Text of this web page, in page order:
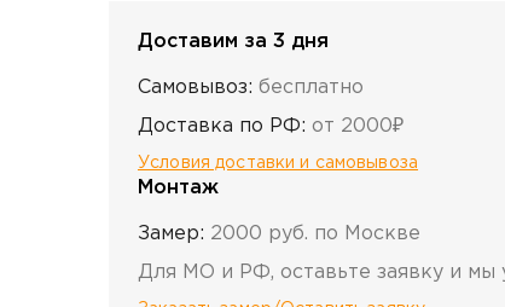
Доставим за 3 дня
Самовывоз: бесплатно
Доставка по РФ: от 2000₽
Условия доставки и самовывоза
Монтаж
Замер: 2000 руб. по Москве
Для МО и РФ, оставьте заявку и мы